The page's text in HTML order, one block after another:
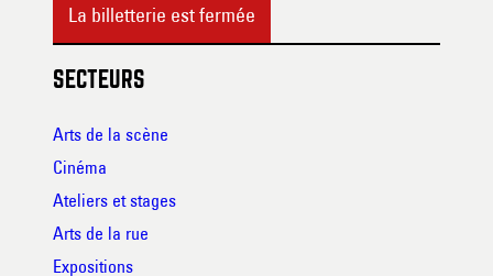
La billetterie est fermée
SECTEURS
Arts de la scène
Cinéma
Ateliers et stages
Arts de la rue
Expositions